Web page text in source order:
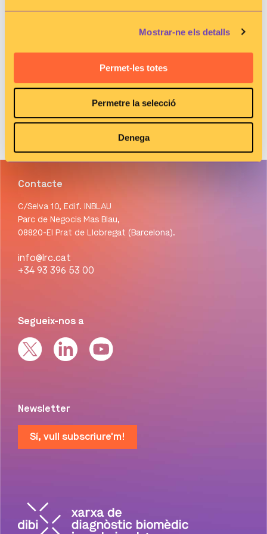
Mostrar-ne els detalls
Permet-les totes
Permetre la selecció
Denega
això, la superació dels reptes associats, com
informació, han estat claus per a seleccionar l'eina
28 de novembre de 2024
Contacte
C/Selva 10, Edif. INBLAU
Parc de Negocis Mas Blau,
08820-El Prat de Llobregat (Barcelona).
info@lrc.cat
+34 93 396 53 00
Segueix-nos a
Newsletter
Sí, vull subscriure'm!